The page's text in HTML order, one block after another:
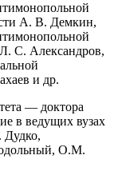
А. В. Демкин,
С. Александров,
и др.
— доктора
в ведущих вузах
О.М.